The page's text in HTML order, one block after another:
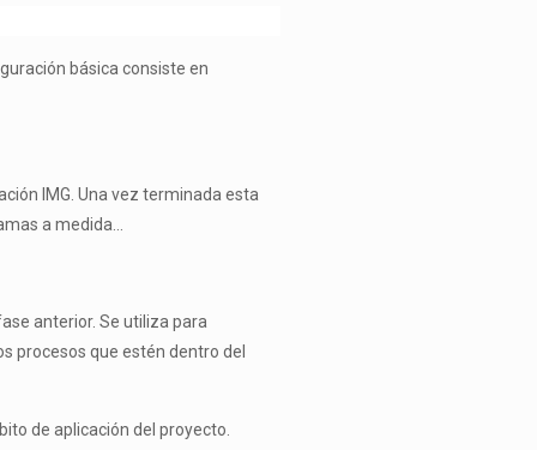
básica consiste en
IMG. Una vez terminada esta
a medida…
anterior. Se utiliza para
procesos que estén dentro del
de aplicación del proyecto.